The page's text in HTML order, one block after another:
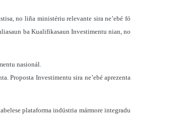
no liña ministériu relevante sira ne’ebé fó
ba Kualifikasaun Investimentu nian, no
nasionál.
Proposta Investimentu sira ne’ebé aprezenta
plataforma indústria mármore integradu